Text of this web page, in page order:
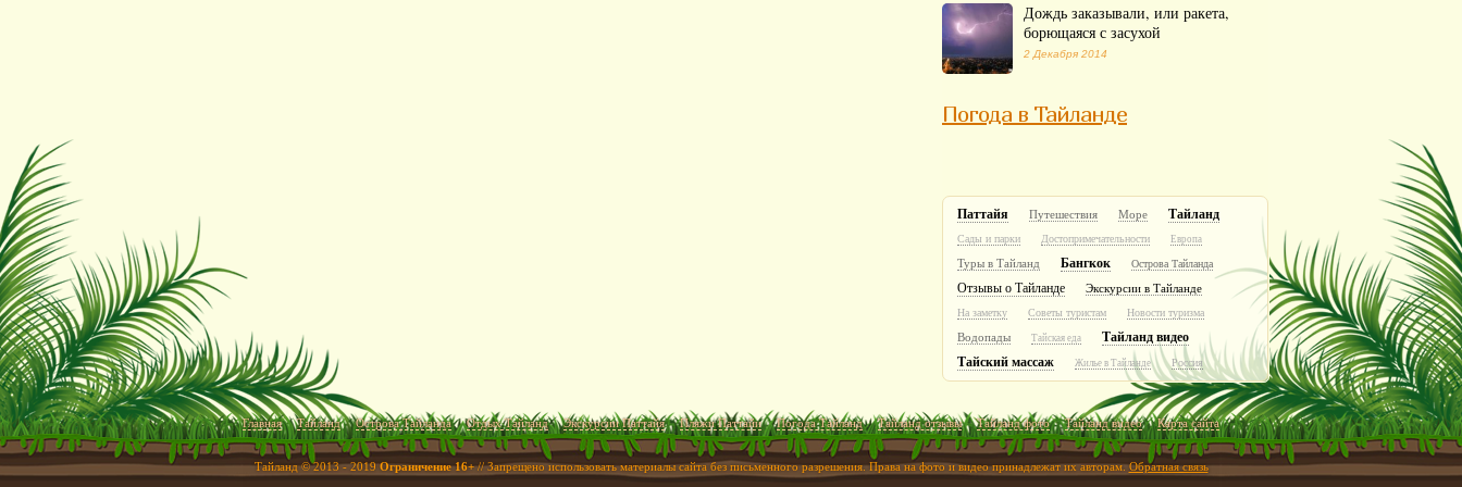
Дождь заказывали, или ракета,
борющаяся с засухой
2 Декабря 2014
Погода в Тайланде
Паттайя Путешествия Море Тайланд
Сады и парки Достопримечательности Европа
Туры в Тайланд Бангкок Острова Тайланда
Отзывы о Тайланде Экскурсии в Тайланде
На заметку Советы туристам Новости туризма
Водопады Тайская еда
Тайланд видео
Тайский массаж
Жилье в Тайланде Россия
Главная Тайланд Острова Тайланда Отдых Тайланд Экскурсии Паттайя Пляжи Паттайи Погода Тайланд Тайланд отзывы Тайланд фото Тайланд видео Карта сайта
Тайланд © 2013 - 2019Ограничение 16+// Запрещено использовать материалы сайта без письменного разрешения. Права на фото и видео принадлежат их авторам.Обратная связь